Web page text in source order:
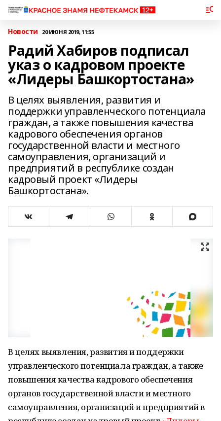
Новости 20 ИЮНЯ 2019, 11:55
Радий Хабиров подписал
указ о кадровом проекте
«Лидеры Башкортостана»
В целях выявления, развития и
поддержки управленческого потенциала
граждан, а также повышения качества
кадрового обеспечения органов
государственной власти и местного
самоуправления, организаций и
предприятий в республике создан
кадровый проект «Лидеры
Башкортостана».
В целях выявления, развития и поддержки
управленческого потенциала граждан, а также
повышения качества кадрового обеспечения
органов государственной власти и местного
самоуправления, организаций и предприятий в